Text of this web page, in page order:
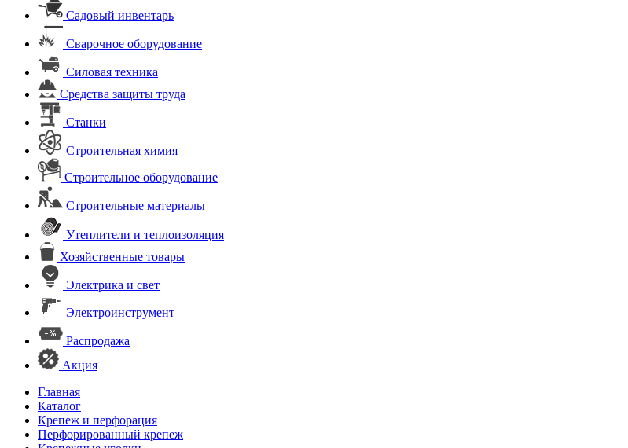
Садовый инвентарь
Сварочное оборудование
Силовая техника
Средства защиты труда
Станки
Строительная химия
Строительное оборудование
Строительные материалы
Утеплители и теплоизоляция
Хозяйственные товары
Электрика и свет
Электроинструмент
Распродажа
Акция
Главная
Каталог
Крепеж и перфорация
Перфорированный крепеж